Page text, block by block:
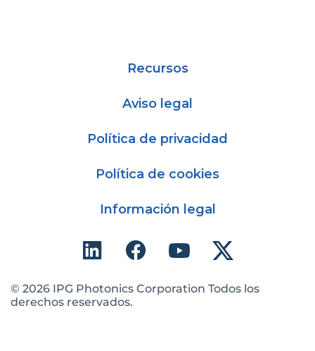
Recursos
Aviso legal
Política de privacidad
Política de cookies
Información legal
© 2026 IPG Photonics Corporation Todos los
derechos reservados.